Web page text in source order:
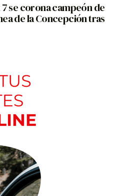
se corona campeón de
de la Concepción tras